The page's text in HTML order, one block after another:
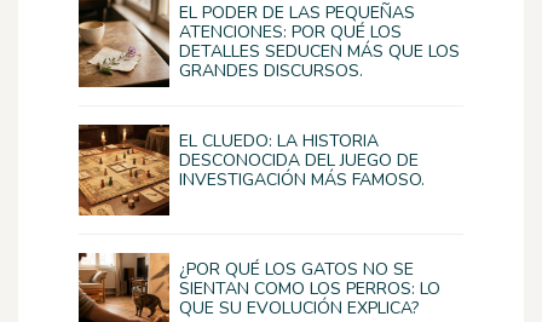
EL PODER DE LAS PEQUEÑAS
ATENCIONES: POR QUÉ LOS
DETALLES SEDUCEN MÁS QUE LOS
GRANDES DISCURSOS.
EL CLUEDO: LA HISTORIA
DESCONOCIDA DEL JUEGO DE
INVESTIGACIÓN MÁS FAMOSO.
¿POR QUÉ LOS GATOS NO SE
SIENTAN COMO LOS PERROS: LO
QUE SU EVOLUCIÓN EXPLICA?